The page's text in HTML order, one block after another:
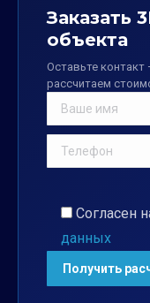
Заказать
объекта
Оставьте контакт
рассчитаем
Согласен
данных